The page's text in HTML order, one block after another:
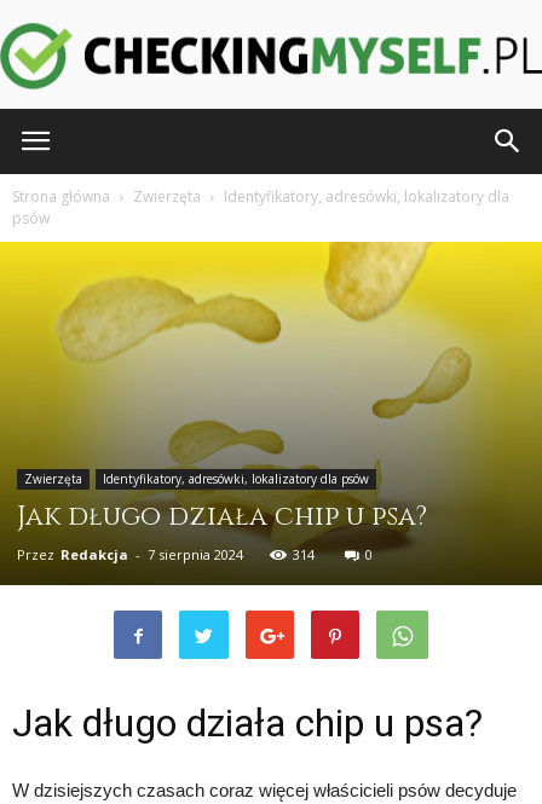
Strona główna Zwierzęta
Identyfikatory, adresówki, lokalizatory dla
psów
Zwierzęta Identyfikatory, adresówki, lokalizatory dla psów
Jak długo działa chip u psa?
Przez Redakcja - 7 sierpnia 2024 314 0
Jak długo działa chip u psa?
W dzisiejszych czasach coraz więcej właścicieli psów decyduje